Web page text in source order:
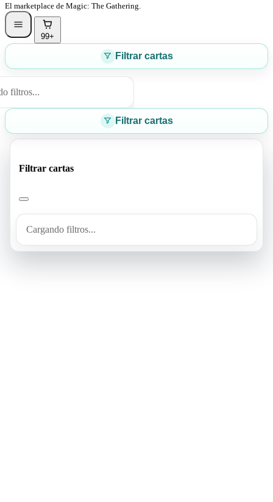
El marketplace de Magic: The Gathering.
99+
Filtrar cartas
filtros...
Filtrar cartas
Filtrar cartas
Cargando filtros...